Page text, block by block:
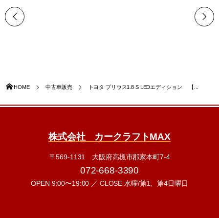
HOME 中古車販売 トヨタ プリウス1.8 S LEDエディション 【...
株式会社 カークラフトMAX
〒569-1131 大阪府高槻市郡家本町7-4
072-668-3390
OPEN 9:00〜19:00 ／ CLOSE 水曜/第1、第4日曜日